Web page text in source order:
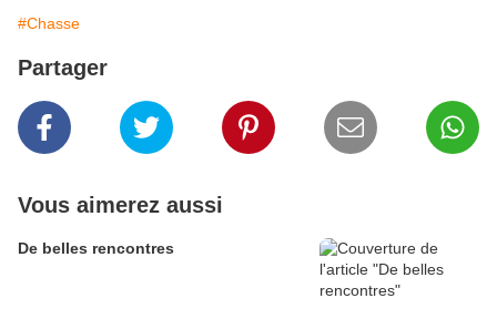
#Chasse
Partager
Vous aimerez aussi
De belles rencontres